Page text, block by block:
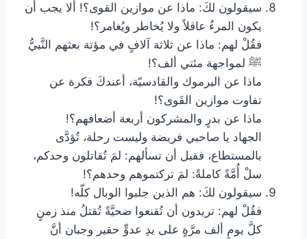
سيقولون لكَ: ماذا عن موازين القوى؟! ألا يجب أن
يكون المرءُ عاقلاً ولا يُخاطر ويُغامر؟!
‏فقُلْ لهم: ماذا عن ثلاثة آلافٍ في مؤتة بعثهم النَّبيُّ
ﷺ لمواجهة مئتي ألف؟!
‏ماذا عن اليرموك والقادسيّة، أعندكَ فكرة عن
تفاوت موازين القَوى؟!
‏ماذا عن بدرٍ والمشركون أربعة أضعافهم؟!
‏الجهاد يا صاحبي فريضة وليست رحلة، تُؤدَّى
بالمستطاع، فقبل أن تسألهم: لمَ تُقاتلون وحدكم،
سلْ أُمَّةً كاملةً: لمَ تركتموهم وحدهم؟!
سيقولون لكَ: هم الذين جلبوا الوبال كلّه!
‏فقُلْ لهم: تريدون أن تُقنعوا ضحيَّةً تُقتلُ منذ زمنٍ
كلَّ يومٍ ألف مرَّةٍ على يدِ عدوٍّ حقير وجبان أنَّ